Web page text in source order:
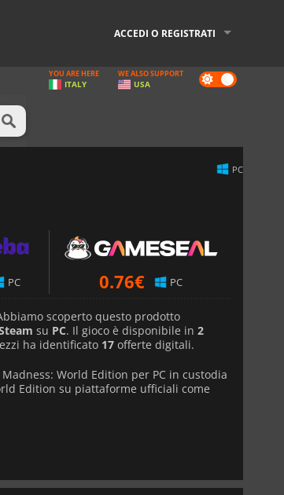
ACCEDI O REGISTRATI
Dark
mode
YOU ARE HERE
ITALY
WE ALSO SUPPORT
USA
PC
PC 0.76€ PC
scoperto questo prodotto
su PC. Il gioco è disponibile in 2
ha identificato 17 offerte digitali.
World Edition per PC in custodia
Edition su piattaforme ufficiali come